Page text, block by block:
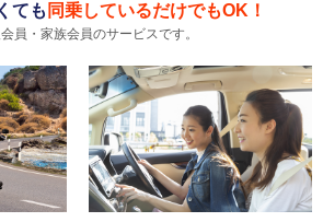
ても 同乗しているだけでもOK！
員・家族会員のサービスです。